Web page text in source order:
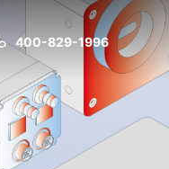
400-829-1996